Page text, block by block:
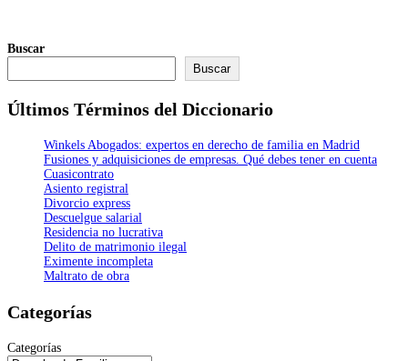
Buscar
Buscar
Últimos Términos del Diccionario
Winkels Abogados: expertos en derecho de familia en Madrid
Fusiones y adquisiciones de empresas. Qué debes tener en cuenta
Cuasicontrato
Asiento registral
Divorcio express
Descuelgue salarial
Residencia no lucrativa
Delito de matrimonio ilegal
Eximente incompleta
Maltrato de obra
Categorías
Categorías